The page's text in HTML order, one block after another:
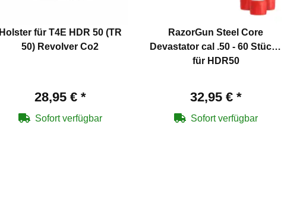
Holster für T4E HDR 50 (TR
50) Revolver Co2
28,95 € *
Sofort verfügbar
RazorGun Steel Core
Devastator cal .50 - 60 Stück -
für HDR50
32,95 € *
Sofort verfügbar